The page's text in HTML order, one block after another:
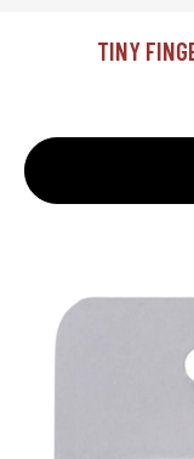
TINY